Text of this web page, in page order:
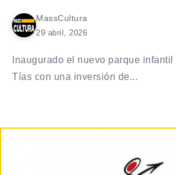
MassCultura
29 abril, 2026
Inaugurado el nuevo parque
Tías con una inversión de...